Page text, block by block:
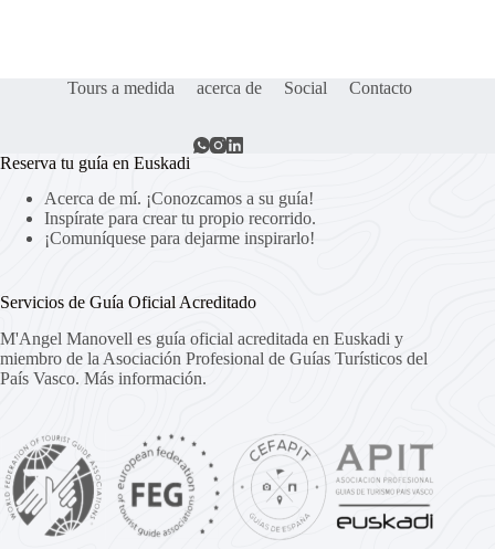
Tours a medida acerca de Social Contacto
Reserva tu guía en Euskadi
Acerca de mí. ¡Conozcamos a su guía!
Inspírate para crear tu propio recorrido.
¡Comuníquese para dejarme inspirarlo!
Servicios de Guía Oficial Acreditado
M'Angel Manovell es guía oficial acreditada en Euskadi y
miembro de la Asociación Profesional de Guías Turísticos del
País Vasco. Más información.